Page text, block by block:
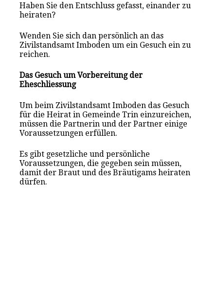
Haben Sie den Entschluss gefasst, einander zu
heiraten?
Wenden Sie sich dan persönlich an das
Zivilstandsamt Imboden um ein Gesuch ein zu
reichen.
Das Gesuch um Vorbereitung der
Eheschliessung
Um beim Zivilstandsamt Imboden das Gesuch
für die Heirat in Gemeinde Trin einzureichen,
müssen die Partnerin und der Partner einige
Voraussetzungen erfüllen.
Es gibt gesetzliche und persönliche
Voraussetzungen, die gegeben sein müssen,
damit der Braut und des Bräutigams heiraten
dürfen.